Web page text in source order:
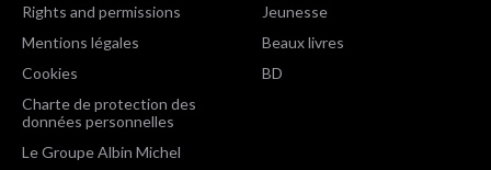
Rights and permissions
Mentions légales
Cookies
Charte de protection des
données personnelles
Le Groupe Albin Michel
Jeunesse
Beaux livres
BD